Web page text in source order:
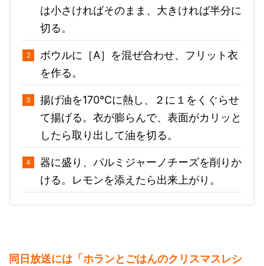
は小さければそのまま、大きければ半分に
切る。
ボウルに［A］を混ぜ合わせ、フリット衣
を作る。
揚げ油を170℃に熱し、２に１をくぐらせ
て揚げる。衣が膨らんで、表面がカリッと
したら取り出して油を切る。
器に盛り、パルミジャーノチーズを削りか
ける。レモンを添えたら出来上がり。
同日放送には「ホランとごはんのクリスマスレシ